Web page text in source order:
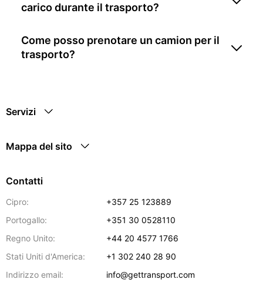
carico durante il trasporto?
Come posso prenotare un camion per il
trasporto?
Servizi
Mappa del sito
Contatti
Cipro:
+357 25 123889
Portogallo:
+351 30 0528110
Regno Unito:
+44 20 4577 1766
Stati Uniti d'America:
+1 302 240 28 90
Indirizzo email:
info@gettransport.com